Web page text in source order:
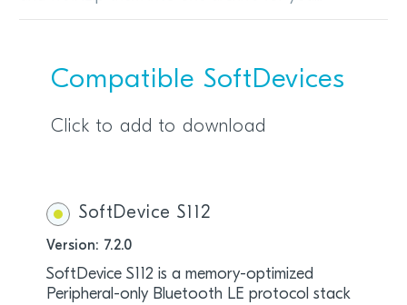
Compatible SoftDevices
Click to add to download
SoftDevice S112
Version: 7.2.0
SoftDevice S112 is a memory-optimized
Peripheral-only Bluetooth LE protocol stack